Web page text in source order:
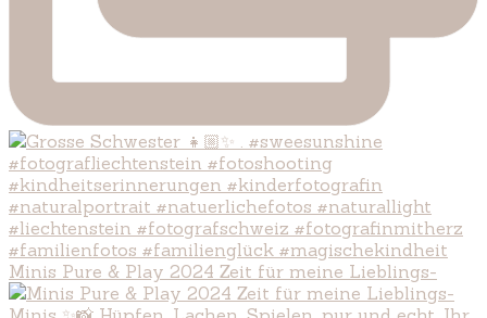
Minis Pure & Play 2024 Zeit für meine Lieblings-